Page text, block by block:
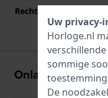
Rechte bandaanzet
Onlangs bekeken
Uw privacy-
Horloge.nl
sommige
De